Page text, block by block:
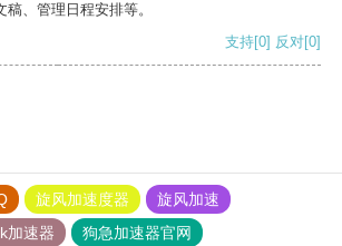
、管理日程安排等。
支持[0] 反对[0]
旋风加速度器
旋风加速
加速器
狗急加速器官网